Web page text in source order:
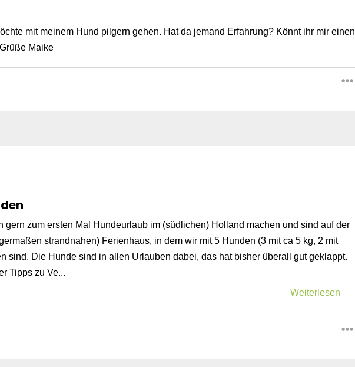
mit meinem Hund pilgern gehen. Hat da jemand Erfahrung? Könnt ihr mir einen
Maike
gern zum ersten Mal Hundeurlaub im (südlichen) Holland machen und sind auf der
strandnahen) Ferienhaus, in dem wir mit 5 Hunden (3 mit ca 5 kg, 2 mit
sind. Die Hunde sind in allen Urlauben dabei, das hat bisher überall gut geklappt.
Tipps zu Ve...
Weiterlesen